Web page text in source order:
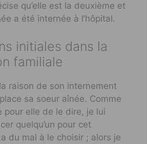
qu’elle est la deuxième et
a été internée à l’hôpital.
initiales dans la
familiale
raison de son internement
sa soeur aînée. Comme
pour elle de le dire, je lui
quelqu’un pour cet
du mal à le choisir ; alors je